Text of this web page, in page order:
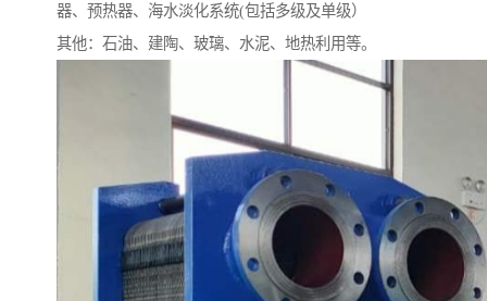
器、预热器、海水淡化系统(包括多级及单级）
其他：石油、建陶、玻璃、水泥、地热利用等。